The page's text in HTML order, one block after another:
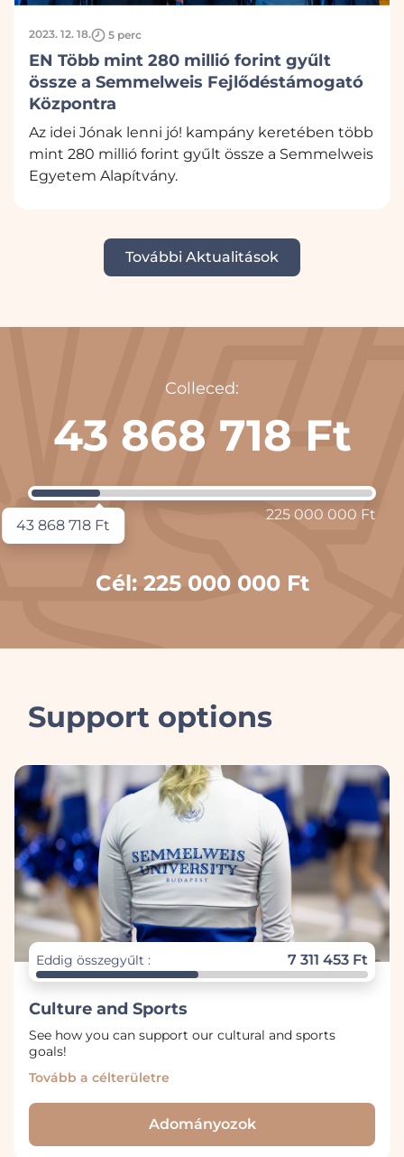
2023. 12. 18. 5 perc
EN Több mint 280 millió forint gyűlt
össze a Semmelweis Fejlődéstámogató
Központra
Az idei Jónak lenni jó! kampány keretében több
mint 280 millió forint gyűlt össze a Semmelweis
Egyetem Alapítvány.
További Aktualitások
Colleced:
43 868 718 Ft
43 868 718 Ft
225 000 000 Ft
Cél: 225 000 000 Ft
Support options
Culture and Sports
See how you can support our cultural and sports
goals!
Eddig összegyűlt : 7 311 453 Ft
Tovább a célterületre
Adományozok